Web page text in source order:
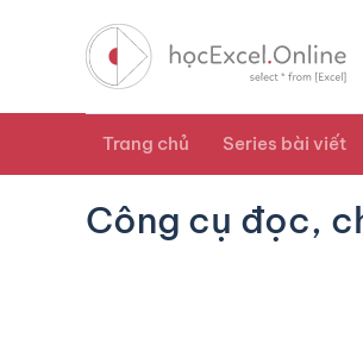
Trang chủ Series bài viết
Công cụ đọc,